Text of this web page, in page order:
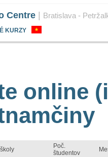
Centre Bratislava -
KURZY
online
Poč.
študentov